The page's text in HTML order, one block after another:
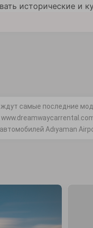
исторические и
ждут самые последние
Adıyaman